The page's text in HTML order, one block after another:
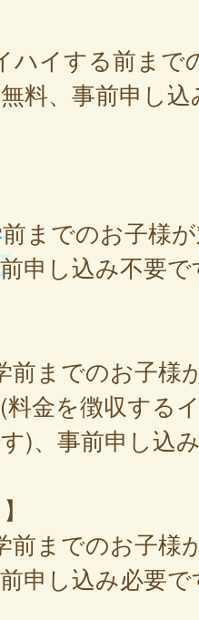
ハイする前まで
料、事前申し
までのお子様
申し込み不要で
前までのお子様
料金を徴収する
)、事前申し込
前までのお子様
申し込み必要で